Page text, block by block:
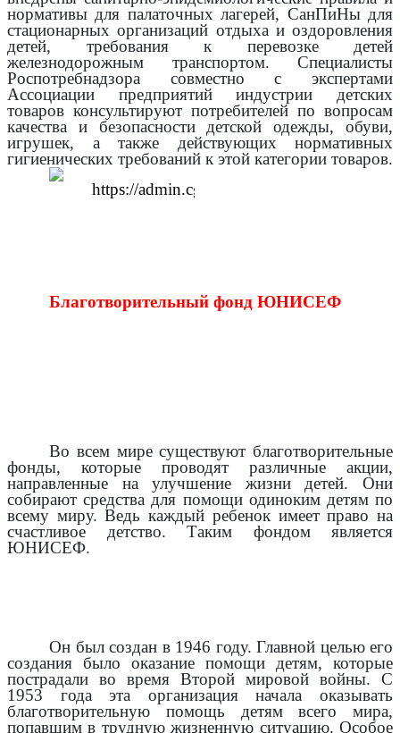
нормативы для палаточных лагерей, СанПиНы для
стационарных организаций отдыха и оздоровления
детей, требования к перевозке детей
железнодорожным транспортом. Специалисты
Роспотребнадзора совместно с экспертами
Ассоциации предприятий индустрии детских
товаров консультируют потребителей по вопросам
качества и безопасности детской одежды, обуви,
игрушек, а также действующих нормативных
гигиенических требований к этой категории товаров.
Благотворительный фонд ЮНИСЕФ
Во всем мире существуют благотворительные
фонды, которые проводят различные акции,
направленные на улучшение жизни детей. Они
собирают средства для помощи одиноким детям по
всему миру. Ведь каждый ребенок имеет право на
счастливое детство. Таким фондом является
ЮНИСЕФ.
Он был создан в 1946 году. Главной целью его
создания было оказание помощи детям, которые
пострадали во время Второй мировой войны. С
1953 года эта организация начала оказывать
благотворительную помощь детям всего мира,
попавшим в трудную жизненную ситуацию. Особое